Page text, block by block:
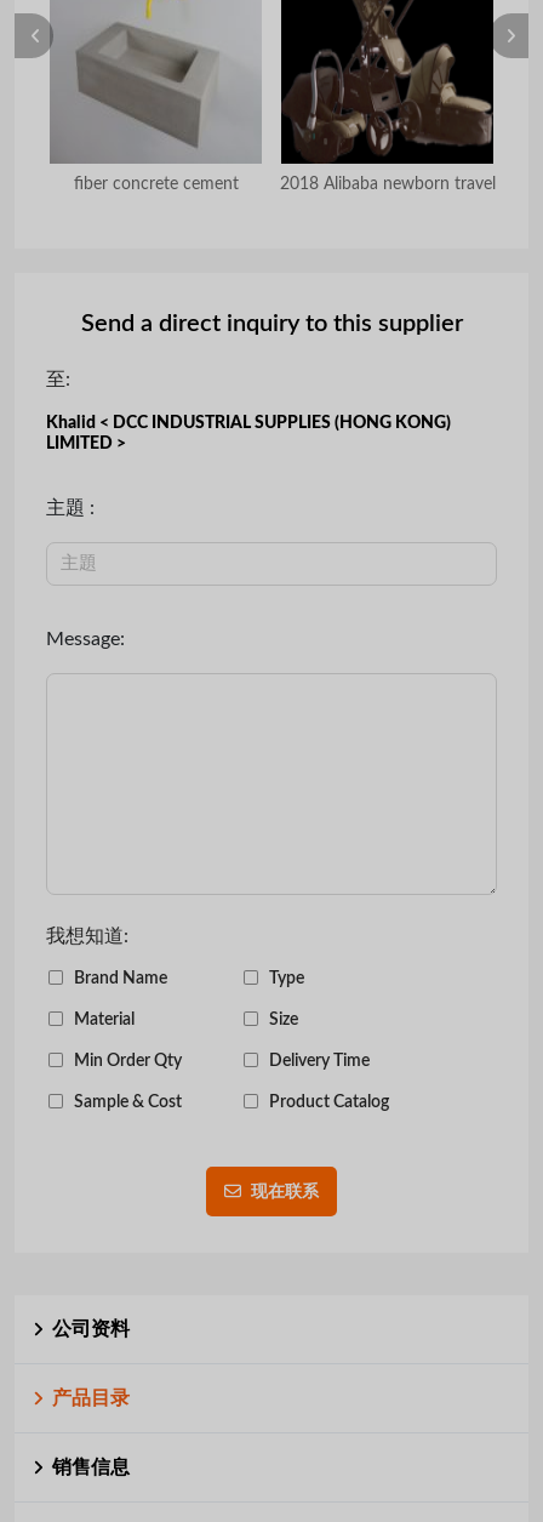
fiber concrete cement 2018 Alibaba newborn travel
Send a direct inquiry to this supplier
至:
Khalid < DCC INDUSTRIAL SUPPLIES (HONG KONG)
LIMITED >
主題 :
Message:
我想知道:
Brand Name Type
Material Size
Min Order Qty Delivery Time
Sample & Cost Product Catalog
现在联系
公司资料
产品目录
销售信息